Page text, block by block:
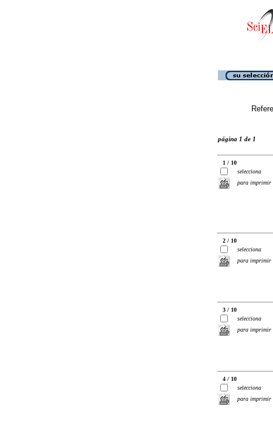
página 1 de 1
1 / 10
selecciona
para imprimir
2 / 10
selecciona
para imprimir
3 / 10
selecciona
para imprimir
4 / 10
selecciona
para imprimir